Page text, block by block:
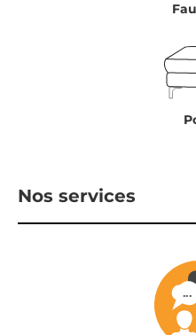
Nos services